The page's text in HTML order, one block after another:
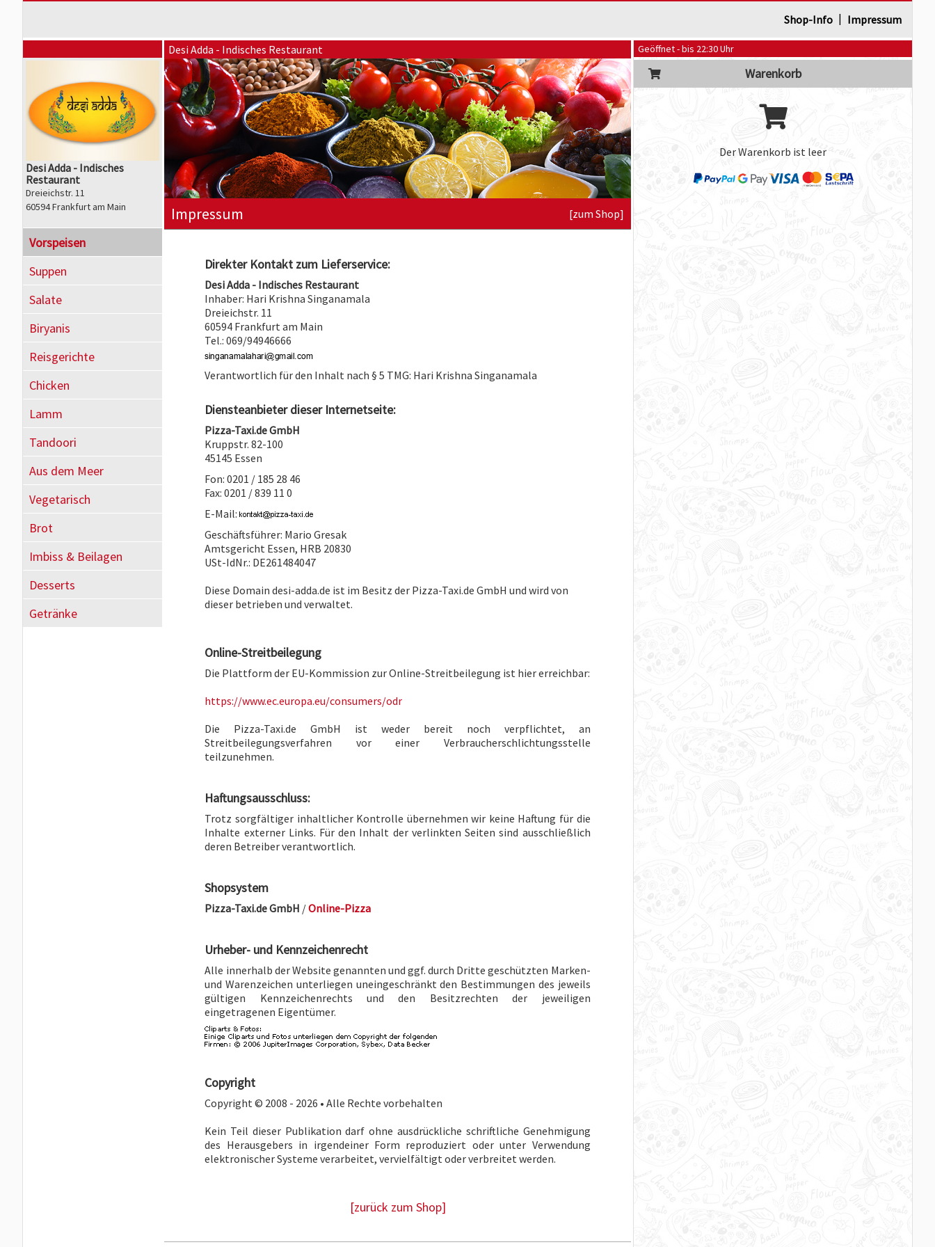
Shop-Info | Impressum
Geöffnet - bis 22:30 Uhr
Warenkorb
Der Warenkorb ist leer
Desi Adda - Indisches
Restaurant
Dreieichstr. 11
60594 Frankfurt am Main
Vorspeisen
Suppen
Salate
Biryanis
Reisgerichte
Chicken
Lamm
Tandoori
Aus dem Meer
Vegetarisch
Brot
Imbiss & Beilagen
Desserts
Getränke
Desi Adda - Indisches Restaurant
Impressum [zum Shop]
Direkter Kontakt zum Lieferservice:
Desi Adda - Indisches Restaurant
Inhaber: Hari Krishna Singanamala
Dreieichstr. 11
60594 Frankfurt am Main
Tel.: 069/94946666
Verantwortlich für den Inhalt nach § 5 TMG: Hari Krishna Singanamala
Diensteanbieter dieser Internetseite:
Pizza-Taxi.de GmbH
Kruppstr. 82-100
45145 Essen
Fon: 0201 / 185 28 46
Fax: 0201 / 839 11 0
E-Mail:
Geschäftsführer: Mario Gresak
Amtsgericht Essen, HRB 20830
USt-IdNr.: DE261484047
Diese Domain desi-adda.de ist im Besitz der Pizza-Taxi.de GmbH und wird von
dieser betrieben und verwaltet.
Online-Streitbeilegung
Die Plattform der EU-Kommission zur Online-Streitbeilegung ist hier erreichbar:
https://www.ec.europa.eu/consumers/odr
Die Pizza-Taxi.de GmbH ist weder bereit noch verpflichtet, an
Streitbeilegungsverfahren vor einer Verbraucherschlichtungsstelle
teilzunehmen.
Haftungsausschluss:
Trotz sorgfältiger inhaltlicher Kontrolle übernehmen wir keine Haftung für die
Inhalte externer Links. Für den Inhalt der verlinkten Seiten sind ausschließlich
deren Betreiber verantwortlich.
Shopsystem
Pizza-Taxi.de GmbH /Online-Pizza
Urheber- und Kennzeichenrecht
Alle innerhalb der Website genannten und ggf. durch Dritte geschützten Marken-
und Warenzeichen unterliegen uneingeschränkt den Bestimmungen des jeweils
gültigen Kennzeichenrechts und den Besitzrechten der jeweiligen
eingetragenen Eigentümer.
Copyright
Copyright © 2008 - 2026 • Alle Rechte vorbehalten
Kein Teil dieser Publikation darf ohne ausdrückliche schriftliche Genehmigung
des Herausgebers in irgendeiner Form reproduziert oder unter Verwendung
elektronischer Systeme verarbeitet, vervielfältigt oder verbreitet werden.
[zurück zum Shop]